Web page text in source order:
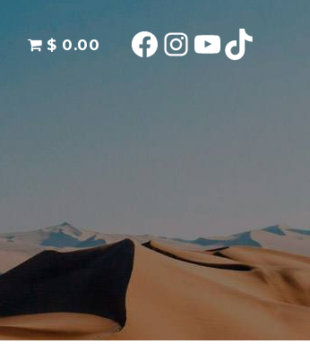
Facebook
Instagram
YouTube
TikTok
$ 0.00